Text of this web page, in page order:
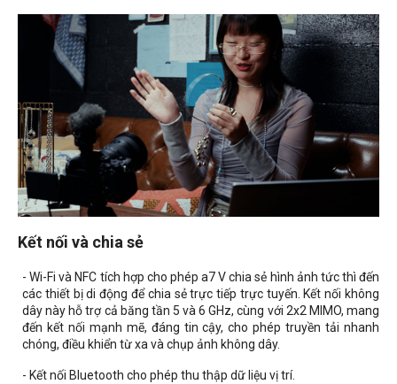
Kết nối và chia sẻ
- Wi-Fi và NFC tích hợp cho phép a7 V chia sẻ hình ảnh tức thì đến
các thiết bị di động để chia sẻ trực tiếp trực tuyến. Kết nối không
dây này hỗ trợ cả băng tần 5 và 6 GHz, cùng với 2x2 MIMO, mang
đến kết nối mạnh mẽ, đáng tin cậy, cho phép truyền tải nhanh
chóng, điều khiển từ xa và chụp ảnh không dây.
- Kết nối Bluetooth cho phép thu thập dữ liệu vị trí.